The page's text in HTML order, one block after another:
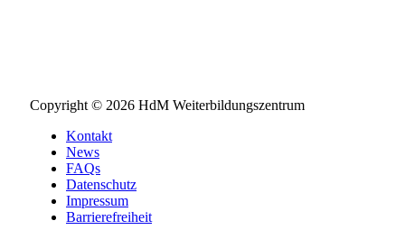
Copyright © 2026 HdM Weiterbildungszentrum
Kontakt
News
FAQs
Datenschutz
Impressum
Barrierefreiheit